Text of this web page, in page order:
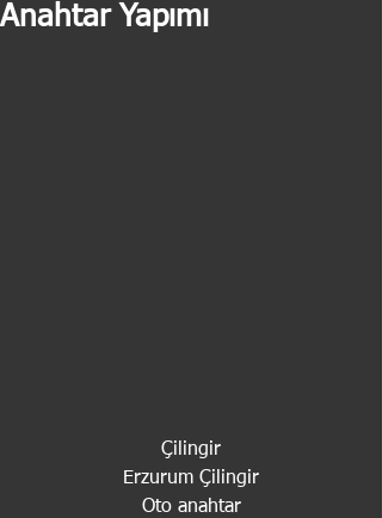
Anahtar Yapımı
Çilingir
Erzurum Çilingir
Oto anahtar